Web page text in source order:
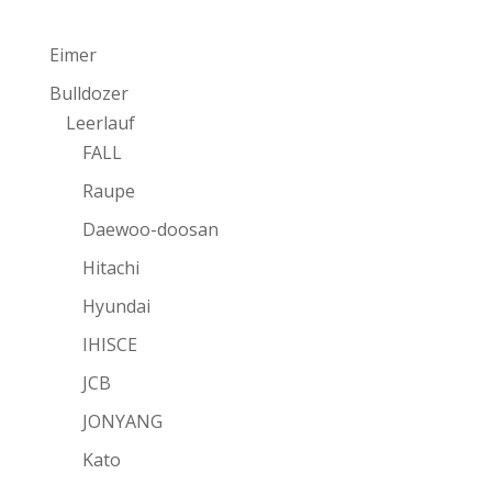
Eimer
Bulldozer
Leerlauf
FALL
Raupe
Daewoo-doosan
Hitachi
Hyundai
IHISCE
JCB
JONYANG
Kato